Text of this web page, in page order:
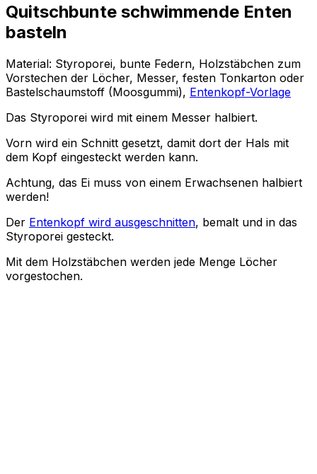
Quitschbunte schwimmende Enten
basteln
Material: Styroporei, bunte Federn, Holzstäbchen zum
Vorstechen der Löcher, Messer, festen Tonkarton oder
Bastelschaumstoff (Moosgummi), Entenkopf-Vorlage
Das Styroporei wird mit einem Messer halbiert.
Vorn wird ein Schnitt gesetzt, damit dort der Hals mit
dem Kopf eingesteckt werden kann.
Achtung, das Ei muss von einem Erwachsenen halbiert
werden!
Der Entenkopf wird ausgeschnitten, bemalt und in das
Styroporei gesteckt.
Mit dem Holzstäbchen werden jede Menge Löcher
vorgestochen.